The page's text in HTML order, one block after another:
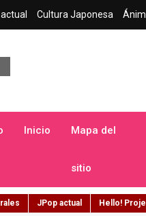
Cultura Japonesa
Inicio Mapa del
sitio
JPop actual Hello!